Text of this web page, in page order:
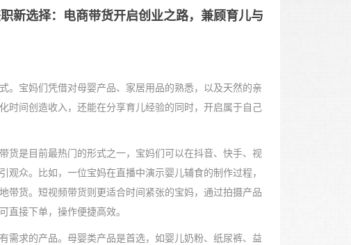
新选择：电商带货开启创业之路，兼顾育儿与
。宝妈们凭借对母婴产品、家居用品的熟悉，以及天然的亲
时间创造收入，还能在分享育儿经验的同时，开启属于自己
货是目前最热门的形式之一，宝妈们可以在抖音、快手、视
众。比如，一位宝妈在直播中演示婴儿辅食的制作过程，
带货。短视频带货则更适合时间紧张的宝妈，通过拍摄产品
接下单，操作便捷高效。
需求的产品。母婴类产品是首选，如婴儿奶粉、纸尿裤、益